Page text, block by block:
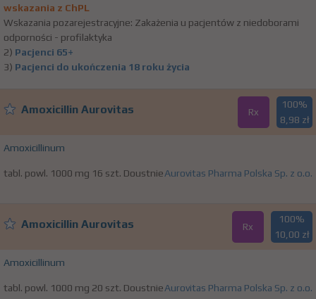
wskazania z ChPL
Wskazania pozarejestracyjne: Zakażenia u pacjentów z niedoborami
odporności - profilaktyka
2) Pacjenci 65+
3) Pacjenci do ukończenia 18 roku życia
Amoxicillin Aurovitas Rx
100%
8,98 zł
Amoxicillinum
tabl. powl. 1000 mg 16 szt. DoustnieAurovitas Pharma Polska Sp. z o.o.
Amoxicillin Aurovitas Rx
100%
10,00 zł
Amoxicillinum
tabl. powl. 1000 mg 20 szt. DoustnieAurovitas Pharma Polska Sp. z o.o.